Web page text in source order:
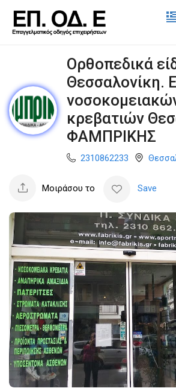
Ορθοπεδικά
Θεσσαλονίκη.
κρεβατιών
ΦΑΜΠΡΙΚΗΣ
2310862233
Μοιράσου το Save